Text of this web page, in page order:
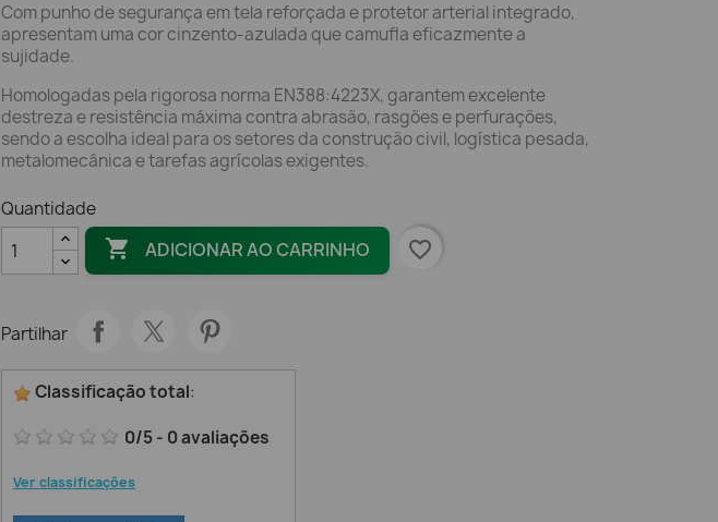
Com punho de segurança em tela reforçada e protetor arterial integrado,
apresentam uma cor cinzento-azulada que camufla eficazmente a
sujidade.
Homologadas pela rigorosa norma EN388:4223X, garantem excelente
destreza e resistência máxima contra abrasão, rasgões e perfurações,
sendo a escolha ideal para os setores da construção civil, logística pesada,
metalomecânica e tarefas agrícolas exigentes.
Quantidade
 ADICIONAR AO CARRINHO favorite_border
Partilhar
Classificação total:
0/5- 0avaliações
Ver classificações